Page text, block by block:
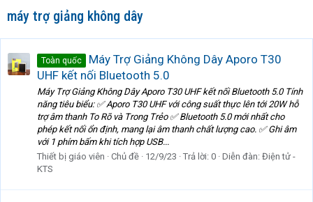
máy trợ giảng không dây
Toàn quốc
Máy Trợ Giảng Không Dây Aporo T30
UHF kết nối Bluetooth 5.0
Máy Trợ Giảng Không Dây Aporo T30 UHF kết nối Bluetooth 5.0 Tính
năng tiêu biểu: ✅ Aporo T30 UHF với công suất thực lên tới 20W hỗ
trợ âm thanh To Rõ và Trong Trẻo ✅ Bluetooth 5.0 mới nhất cho
phép kết nối ổn định, mang lại âm thanh chất lượng cao. ✅ Ghi âm
với 1 phím bấm khi tích hợp USB...
Thiết bị giáo viên
Chủ đề 12/9/23 Trả lời: 0 Diễn đàn: Điện tử -
KTS